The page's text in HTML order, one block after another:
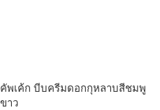
คัพเค้ก บีบครีมดอกกุหลาบสีชมพู
ขาว